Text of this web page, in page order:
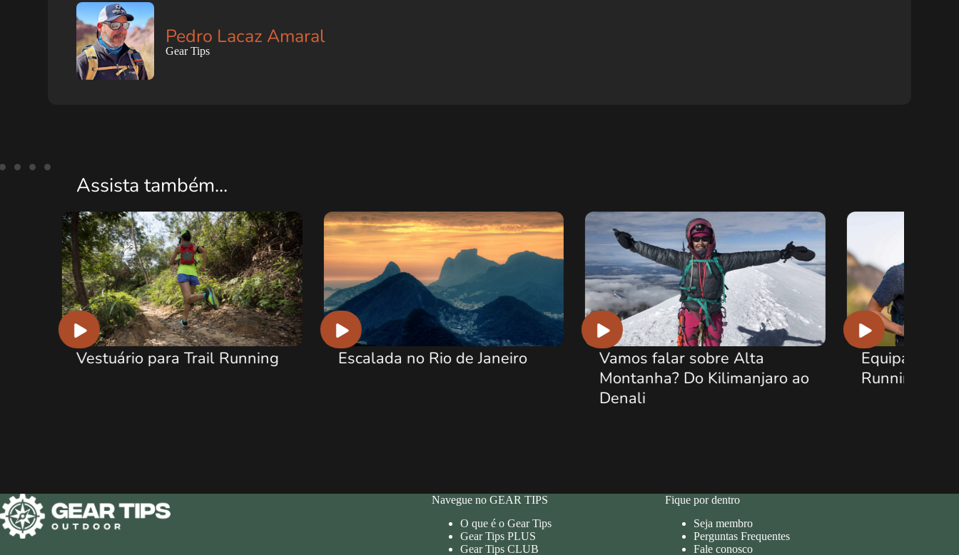
Pedro Lacaz Amaral
Gear Tips
Assista também...
Escalada no Rio de Janeiro
Vamos falar sobre Alta
Equipamentos para Trail
Running
Navegue no GEAR TIPS
O que é o Gear Tips
Gear Tips PLUS
Gear Tips CLUB
Fique por dentro
Seja membro
Perguntas Frequentes
Fale conosco